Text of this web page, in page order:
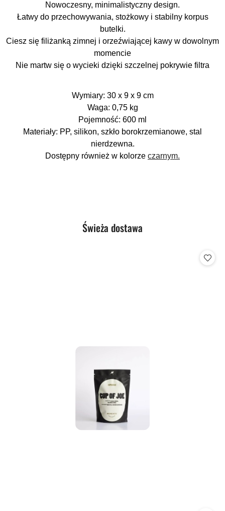
Nowoczesny, minimalistyczny design.
Łatwy do przechowywania, stożkowy i stabilny korpus
butelki.
Ciesz się filiżanką zimnej i orzeźwiającej kawy w dowolnym
momencie
Nie martw się o wycieki dzięki szczelnej pokrywie filtra
Wymiary: 30 x 9 x 9 cm
Waga: 0,75 kg
Pojemność: 600 ml
Materiały: PP, silikon, szkło borokrzemianowe, stal
nierdzewna.
Dostępny również w kolorze czarnym.
Pomiń karuzelę produktów
Produkty
Świeża dostawa